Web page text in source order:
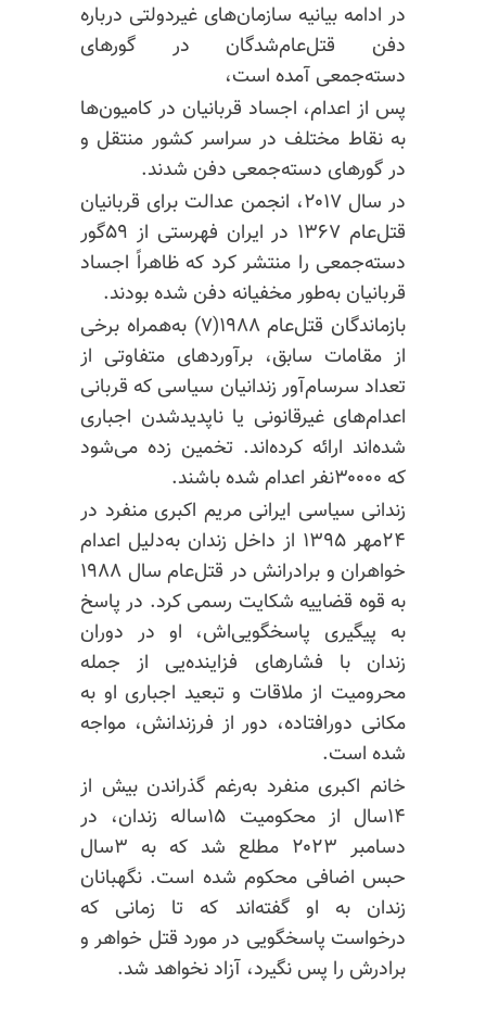
در ادامه بیانیه سازمان‌های غیردولتی درباره
دفن قتل‌عام‌شدگان در گورهای
دسته‌جمعی آمده است،
پس از اعدام، اجساد قربانیان در کامیون‌ها
به نقاط مختلف در سراسر کشور منتقل و
در گورهای دسته‌جمعی دفن شدند.
در سال ۲۰۱۷، انجمن عدالت برای قربانیان
قتل‌عام ۱۳۶۷ در ایران فهرستی از ۵۹گور
دسته‌جمعی را منتشر کرد که ظاهراً اجساد
قربانیان به‌طور مخفیانه دفن شده بودند.
بازماندگان قتل‌عام ۱۹۸۸(۷) به‌همراه برخی
از مقامات سابق، برآوردهای متفاوتی از
تعداد سرسام‌آور زندانیان سیاسی که قربانی
اعدام‌های غیرقانونی یا ناپدیدشدن اجباری
شده‌اند ارائه کرده‌اند. تخمین زده می‌شود
که ۳۰۰۰۰نفر اعدام شده باشند.
زندانی سیاسی ایرانی مریم اکبری منفرد در
۲۴مهر ۱۳۹۵ از داخل زندان به‌دلیل اعدام
خواهران و برادرانش در قتل‌عام سال ۱۹۸۸
به قوه قضاییه شکایت رسمی کرد. در پاسخ
به پیگیری پاسخگویی‌اش، او در دوران
زندان با فشارهای فزاینده‌یی از جمله
محرومیت از ملاقات و تبعید اجباری او به
مکانی دورافتاده، دور از فرزندانش، مواجه
شده است.
خانم اکبری منفرد به‌رغم گذراندن بیش از
۱۴سال از محکومیت ۱۵ساله زندان، در
دسامبر ۲۰۲۳ مطلع شد که به ۳سال
حبس اضافی محکوم شده است. نگهبانان
زندان به او گفته‌اند که تا زمانی که
درخواست پاسخگویی در مورد قتل خواهر و
برادرش را پس نگیرد، آزاد نخواهد شد.